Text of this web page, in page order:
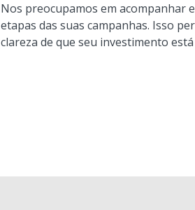
Nos preocupamos em acompanhar
etapas das suas campanhas. Isso
clareza de que seu investimento